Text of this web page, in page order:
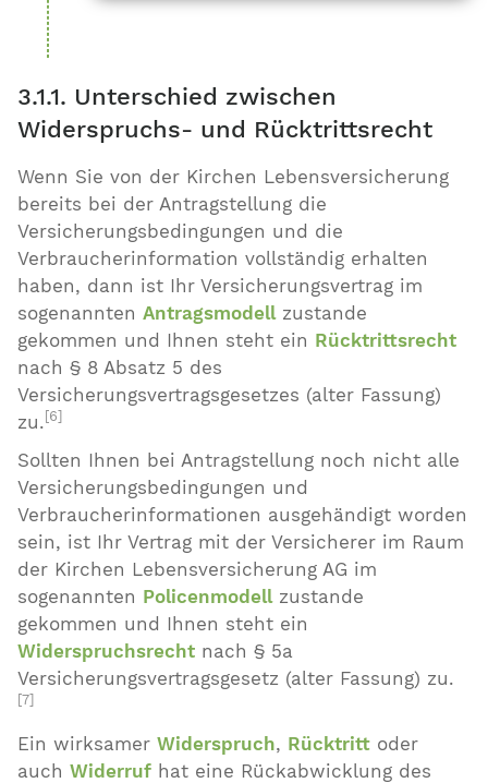
3.1.1. Unterschied zwischen
Widerspruchs- und Rücktrittsrecht
Wenn Sie von der Kirchen Lebensversicherung
bereits bei der Antragstellung die
Versicherungsbedingungen und die
Verbraucherinformation vollständig erhalten
haben, dann ist Ihr Versicherungsvertrag im
sogenanntenAntragsmodellzustande
gekommen und Ihnen steht ein Rücktrittsrecht
nach § 8 Absatz 5 des
Versicherungsvertragsgesetzes (alter Fassung)
zu. [6]
Sollten Ihnen bei Antragstellung noch nicht alle
Versicherungsbedingungen und
Verbraucherinformationen ausgehändigt worden
sein, ist Ihr Vertrag mit der Versicherer im Raum
der Kirchen Lebensversicherung AG im
sogenannten Policenmodellzustande
gekommen und Ihnen steht ein
Widerspruchsrecht nach § 5a
Versicherungsvertragsgesetz (alter Fassung) zu.
[7]
Ein wirksamerWiderspruch, Rücktritt oder
auchWiderruf hat eine Rückabwicklung des